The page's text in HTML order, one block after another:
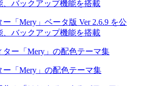
「Mery」ベータ版 Ver 2.6.9 を公
、バックアップ機能を搭載
ー「Mery」の配色テーマ集